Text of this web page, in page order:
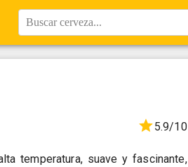
Buscar cerveza...
5.9/10
temperatura, suave y fascinante,